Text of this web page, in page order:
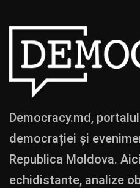
Democracy.md,
democrației și
Republica Moldova.
echidistante, analize